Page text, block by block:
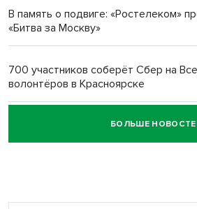
В память о подвиге: «Ростелеком»
«Битва за Москву»
700 участников соберёт Сбер на
волонтёров в Красноярске
Честный выбор: видеонаблюдение
объективность результатов ЕДГ в
БОЛЬШЕ